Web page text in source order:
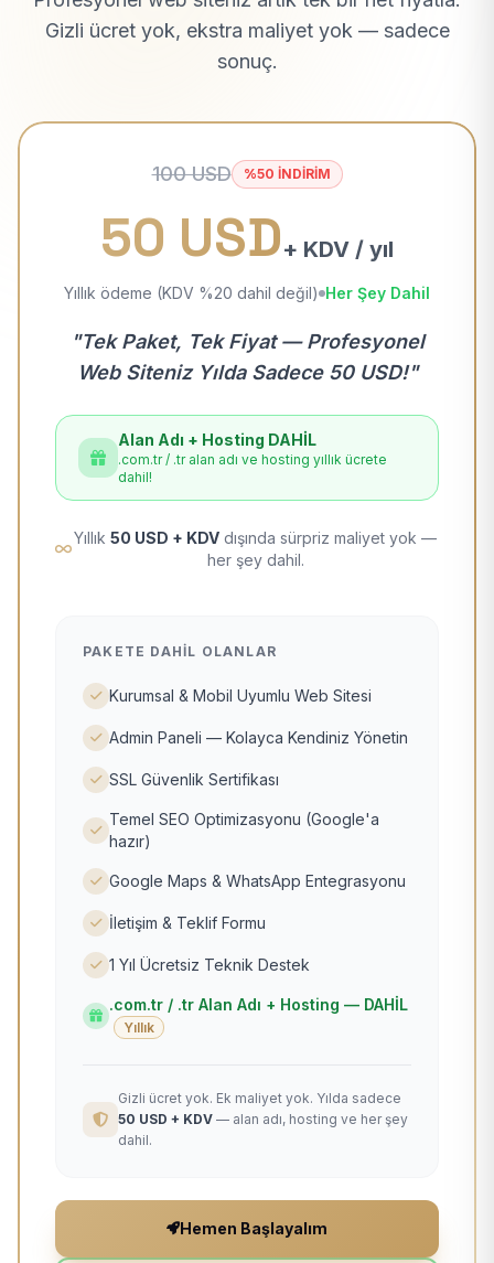
Gizli ücret yok, ekstra maliyet yok — sadece
sonuç.
100 USD %50 İNDİRİM
50 USD+ KDV / yıl
Yıllık ödeme (KDV %20 dahil değil) Her Şey Dahil
"Tek Paket, Tek Fiyat — Profesyonel
Web Siteniz Yılda Sadece 50 USD!"
Alan Adı + Hosting DAHİL
.com.tr / .tr alan adı ve hosting yıllık ücrete
dahil!
Yıllık 50 USD + KDV dışında sürpriz maliyet yok —
her şey dahil.
PAKETE DAHIL OLANLAR
Kurumsal & Mobil Uyumlu Web Sitesi
Admin Paneli — Kolayca Kendiniz Yönetin
SSL Güvenlik Sertifikası
Temel SEO Optimizasyonu (Google'a
hazır)
Google Maps & WhatsApp Entegrasyonu
İletişim & Teklif Formu
1 Yıl Ücretsiz Teknik Destek
.com.tr / .tr Alan Adı + Hosting — DAHİL
Yıllık
Gizli ücret yok. Ek maliyet yok. Yılda sadece
50 USD + KDV — alan adı, hosting ve her şey
dahil.
Hemen Başlayalım